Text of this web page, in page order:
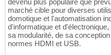
devenu plus populaire que
marché cible pour diverses
domotique et l'automatisation
d'informatique et
sa modularité, de sa
normes HDMI et USB.